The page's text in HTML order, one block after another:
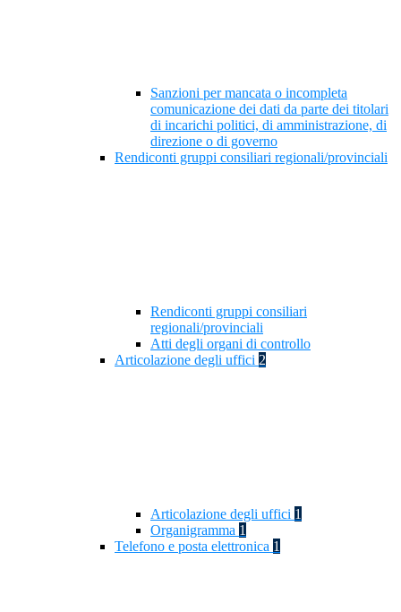
Sanzioni per mancata o incompleta
comunicazione dei dati da parte dei titolari
di incarichi politici, di amministrazione, di
direzione o di governo
Rendiconti gruppi consiliari regionali/provinciali
Rendiconti gruppi consiliari
regionali/provinciali
Atti degli organi di controllo
Articolazione degli uffici 2
Articolazione degli uffici 1
Organigramma 1
Telefono e posta elettronica 1